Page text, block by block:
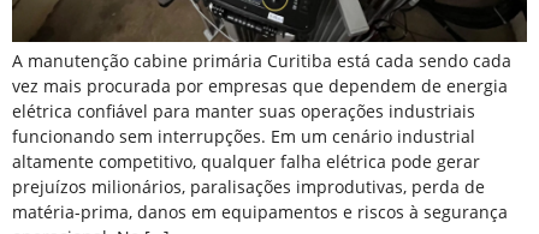
A manutenção cabine primária Curitiba está cada sendo cada
vez mais procurada por empresas que dependem de energia
elétrica confiável para manter suas operações industriais
funcionando sem interrupções. Em um cenário industrial
altamente competitivo, qualquer falha elétrica pode gerar
prejuízos milionários, paralisações improdutivas, perda de
matéria-prima, danos em equipamentos e riscos à segurança